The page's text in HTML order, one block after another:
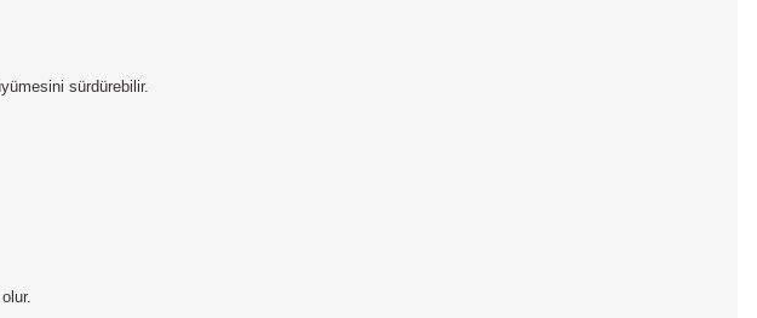
sürdürebilir.